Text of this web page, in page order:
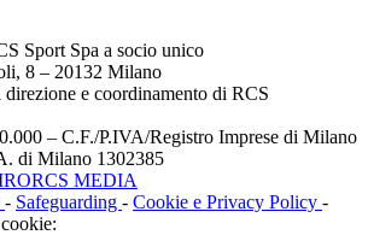
Sport Spa a socio unico
8 – 20132 Milano
direzione e coordinamento di RCS
– C.F./P.IVA/Registro Imprese di Milano
di Milano 1302385
MEDIA
- Safeguarding - Cookie e Privacy Policy -